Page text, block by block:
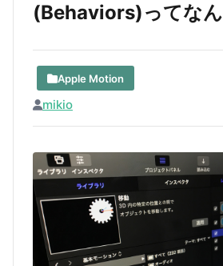
(Behaviors)ってな
Apple Motion
mikio